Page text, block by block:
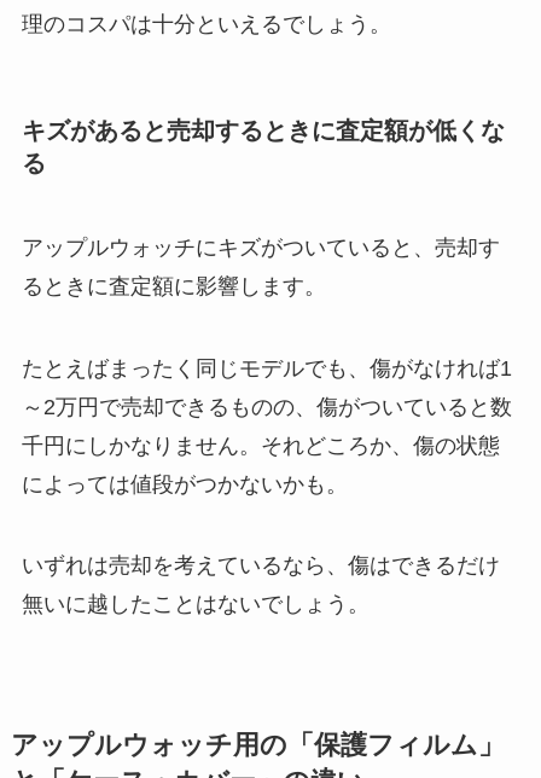
理のコスパは十分といえるでしょう。
キズがあると売却するときに査定額が低くな
る
アップルウォッチにキズがついていると、売却す
るときに査定額に影響します。
たとえばまったく同じモデルでも、傷がなければ1
～2万円で売却できるものの、傷がついていると数
千円にしかなりません。それどころか、傷の状態
によっては値段がつかないかも。
いずれは売却を考えているなら、傷はできるだけ
無いに越したことはないでしょう。
アップルウォッチ用の「保護フィルム」